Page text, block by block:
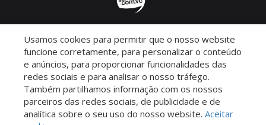
Saiba mais sobre este imóvel!
Descomplicado por:
Usamos cookies para permitir que o nosso website
funcione corretamente, para personalizar o conteúdo
e anúncios, para proporcionar funcionalidades das
redes sociais e para analisar o nosso tráfego.
Também partilhamos informação com os nossos
parceiros das redes sociais, de publicidade e de
analítica sobre o seu uso do nosso website. Aceitar